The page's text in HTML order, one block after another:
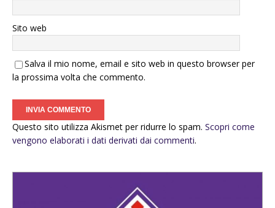
Sito web
Salva il mio nome, email e sito web in questo browser per
la prossima volta che commento.
Questo sito utilizza Akismet per ridurre lo spam. Scopri come
vengono elaborati i dati derivati dai commenti.